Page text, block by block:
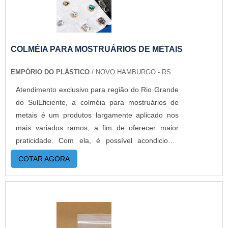
MELHOR QUALIDADEA Empório do Plástico
passou a contratar a produção com fábricas ainda
mais modernas e custos reduzidos. Aumentando,
assim, o mix de sacos a pronta entrega e venda
saber mais informações, basta solicitar um
orçamento..
COLMÉIA PARA MOSTRUÁRIOS DE METAIS
EMPÓRIO DO PLÁSTICO / NOVO HAMBURGO - RS
Atendimento exclusivo para região do Rio Grande
do SulEficiente, a colméia para mostruários de
metais é um produtos largamente aplicado nos
mais variados ramos, a fim de oferecer maior
praticidade. Com ela, é possível acondicionar
peças, garantindo um melhor aproveitamento do
espaço e maior segurança. Por isso, é importante
garantir um bom distribuidor do
FUNCIONAMENTO DO PRODUTONa prática, as
colmeias contam com diferentes benefícios,
COTAR AGORA